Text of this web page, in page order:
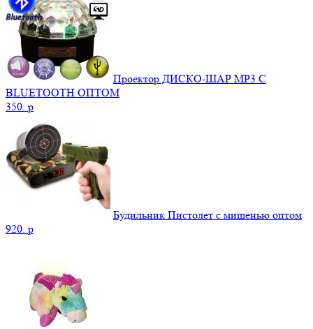
Проектор ДИСКО-ШАР MP3 С
BLUETOOTH ОПТОМ
350. p
Будильник Пистолет с мишенью оптом
920. p